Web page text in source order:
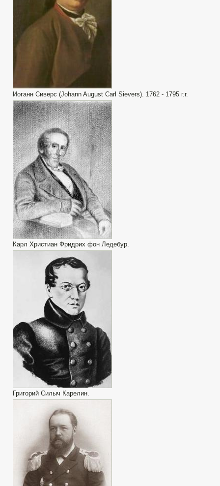
Иоганн Сиверс (Johann August Carl Sievers). 1762 - 1795 г.г.
Карл Христиан Фридрих фон Ледебур.
Григорий Силыч Карелин.